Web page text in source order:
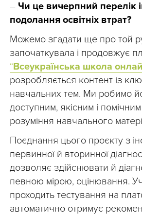
– Чи це вичерпний перелік
подолання освітніх втрат?
Можемо згадати ще про той
започаткувала і продовжує
“Всеукраїнська школа
розробляється контент із
навчальних тем. Ми робимо
доступним, якісним і
розуміння навчального
Поєднання цього проєкту з
первинної й вторинної
дозволяє здійснювати й
певною мірою, оцінювання.
проходить тестування на
автоматично отримує